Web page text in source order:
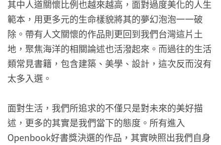
其中人道關懷比例也越來越高，面對過度美化的人生
範本，用更多元的生命樣貌將其的夢幻泡泡一一破
除。帶有人文關懷的作品則更回到我們台灣這片土
地，聚焦海洋的相關論述也活潑起來。而過往的生活
類常見書籍，包含建築、美學、設計，這次反而沒有
太多入選。
面對生活，我們所追求的不僅只是對未來的美好描
述，更多的其實是我們當下的態度。所有進入
Openbook好書獎決選的作品，其實映照出我們自身